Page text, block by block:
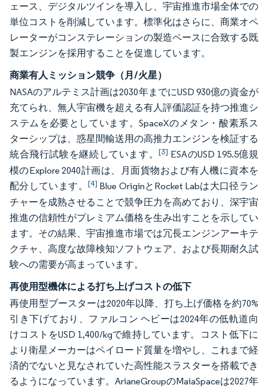
ェース、デジタルツインを導入し、宇宙推進市場全体での
単位コストを削減しています。標準化はさらに、商業オペ
レーターがコンステレーションの製造ペースに合致する既
製エンジンを採用することを促進しています。
商業有人ミッション競争（月/火星）
NASAのアルテミス計画は2030年までにUSD 930億の資金が
充てられ、無人宇宙機を超える有人評価認証を持つ推進シ
ステムを必要としています。SpaceXのメタン・酸素系ス
ターシップは、惑星間輸送用の高推力エンジンを検証する
統合飛行試験を継続しています。[3] ESAのUSD 195.5億規
模のExplore 2040計画は、月面貨物および有人機に資本を
配分しています。 [4] Blue OriginとRocket Labは大口径ラン
チャーを成熟させることで競争圧力を高めており、深宇宙
推進の信頼性がプレミアム価格を生み出すことを示してい
ます。その結果、宇宙推進市場では冗長エンジンアーキテ
クチャ、高度な故障検知ソフトウェア、および長期耐久試
験への需要が高まっています。
再使用型機体による打ち上げコストの低下
再使用型ブースターは2020年以降、打ち上げ価格を約70%
引き下げており、ファルコン ヘビーは2024年の低軌道向
けコストをUSD 1,400/kgで維持しています。コスト低下に
より衛星メーカーはペイロード質量を増やし、これまで経
済的でないと見なされていた高性能スラスターを搭載でき
るようになっています。ArianeGroupのMaiaSpaceは2027年